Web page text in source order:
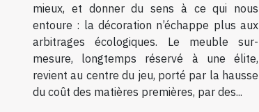
mieux, et donner du sens à ce qui nous
entoure : la décoration n’échappe plus aux
arbitrages écologiques. Le meuble sur-
mesure, longtemps réservé à une élite,
revient au centre du jeu, porté par la hausse
du coût des matières premières, par des...